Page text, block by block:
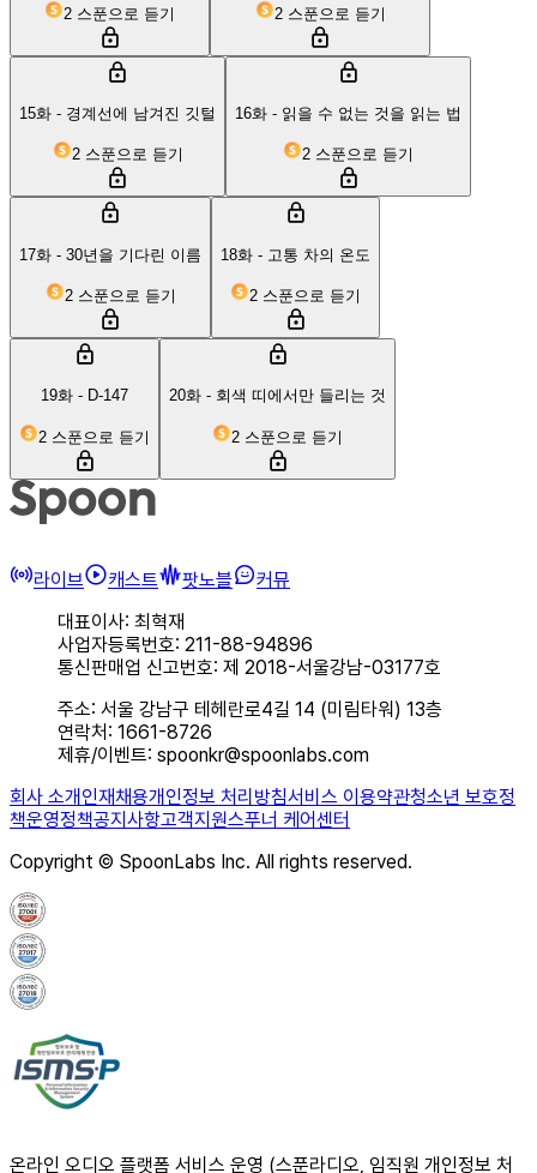
2 스푼으로 듣기 2 스푼으로 듣기
15화 - 경계선에 남겨진 깃털
2 스푼으로 듣기
16화 - 읽을 수 없는 것을 읽는 법
2 스푼으로 듣기
17화 - 30년을 기다린 이름
2 스푼으로 듣기
18화 - 고통 차의 온도
2 스푼으로 듣기
19화 - D-147
2 스푼으로 듣기
20화 - 회색 띠에서만 들리는 것
2 스푼으로 듣기
라이브 캐스트 팟노블
커뮤
대표이사: 최혁재
사업자등록번호: 211-88-94896
통신판매업 신고번호: 제 2018-서울강남-03177호
주소: 서울 강남구 테헤란로4길 14 (미림타워) 13층
연락처: 1661-8726
제휴/이벤트: spoonkr@spoonlabs.com
회사 소개인재채용개인정보 처리방침서비스 이용약관청소년 보호정
책운영정책공지사항고객지원스푸너 케어센터
Copyright © SpoonLabs Inc. All rights reserved.
온라인 오디오 플랫폼 서비스 운영 (스푼라디오, 임직원 개인정보 처